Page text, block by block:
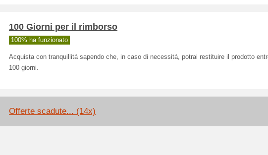
100 Giorni per il rimborso
100% ha funzionato
Acquista con tranquillitá sapendo che, in caso di necessitá, potrai restituire il prodotto
100 giorni.
Offerte scadute... (14x)